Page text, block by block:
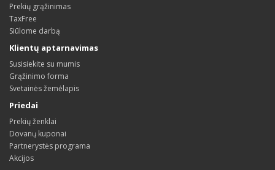
Prekių grąžinimas
TaxFree
Siūlome darbą
Klientų aptarnavimas
Susisiekite su mumis
Grąžinimo forma
Svetainės žemėlapis
Priedai
Prekių ženklai
Dovanų kuponai
Partnerystės programa
Akcijos